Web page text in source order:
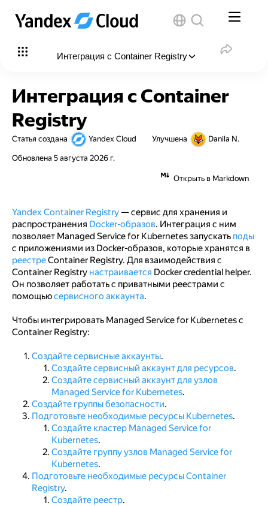
Интеграция с Container Registry
В этой статье
Перед началом работы
Необходимые платные ресурсы
Создайте сервисные аккаунты
Создайте сервисный аккаунт для ресурсов
Создайте группы безопасности
Подготовьте ресурсы Kubernetes
Создайте кластер Managed Service for Kubernetes
Создайте группу узлов Managed Service for
Kubernetes
Подготовьте ресурсы Container Registry
Создайте реестр
Сконфигурируйте Docker credential helper
Подготовьте Docker-образ
Подключитесь к кластеру Managed Service for
Kubernetes
Запустите тестовое приложение
Удалите созданные ресурсы
Интеграция с Container
Registry
Статья создана Yandex Cloud Улучшена Danila N.
Обновлена 5 августа 2026 г.
Открыть в Markdown
Yandex Container Registry— сервис для хранения и
распространения Docker-образов. Интеграция с ним
позволяет Managed Service for Kubernetes запускать поды
с приложениями из Docker-образов, которые хранятся в
реестреContainer Registry. Для взаимодействия с
Container Registry настраивается Docker credential helper.
Он позволяет работать с приватными реестрами с
помощьюсервисного аккаунта.
Чтобы интегрировать Managed Service for Kubernetes с
Container Registry:
Создайте сервисные аккаунты.
Создайте сервисный аккаунт для ресурсов.
Создайте сервисный аккаунт для узлов
Managed Service for Kubernetes.
Создайте группы безопасности.
Подготовьте необходимые ресурсы Kubernetes.
Создайте кластер Managed Service for
Kubernetes.
Создайте группу узлов Managed Service for
Kubernetes.
Подготовьте необходимые ресурсы Container
Registry.
Создайте реестр.